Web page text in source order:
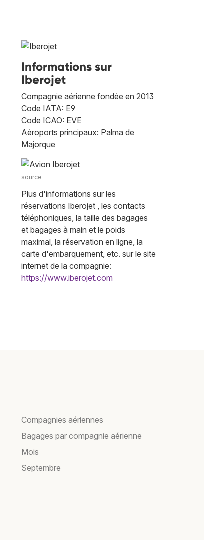
Informations sur
Iberojet
Compagnie aérienne fondée en 2013
Code IATA: E9
Code ICAO: EVE
Aéroports principaux: Palma de
Majorque
source
Plus d'informations sur les
réservations Iberojet , les contacts
téléphoniques, la taille des bagages
et bagages à main et le poids
maximal, la réservation en ligne, la
carte d'embarquement, etc. sur le site
internet de la compagnie:
https://www.iberojet.com
Compagnies aériennes
Bagages par compagnie aérienne
Mois
Septembre